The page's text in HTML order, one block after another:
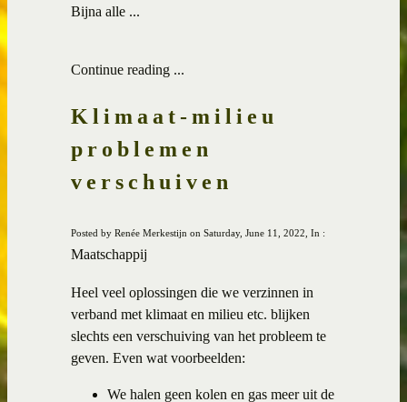
Bijna alle ...
Continue reading ...
Klimaat-milieu
problemen
verschuiven
Posted by Renée Merkestijn on Saturday, June 11, 2022, In :
Maatschappij
Heel veel oplossingen die we verzinnen in
verband met klimaat en milieu etc. blijken
slechts een verschuiving van het probleem te
geven. Even wat voorbeelden:
We halen geen kolen en gas meer uit de